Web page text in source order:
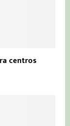
centros